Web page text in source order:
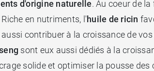
d'origine naturelle. Au coeur de
en nutriments, l'huile de ricin
contribuer à la croissance de
sont eux aussi dédiés à la
solide et optimiser la pousse des